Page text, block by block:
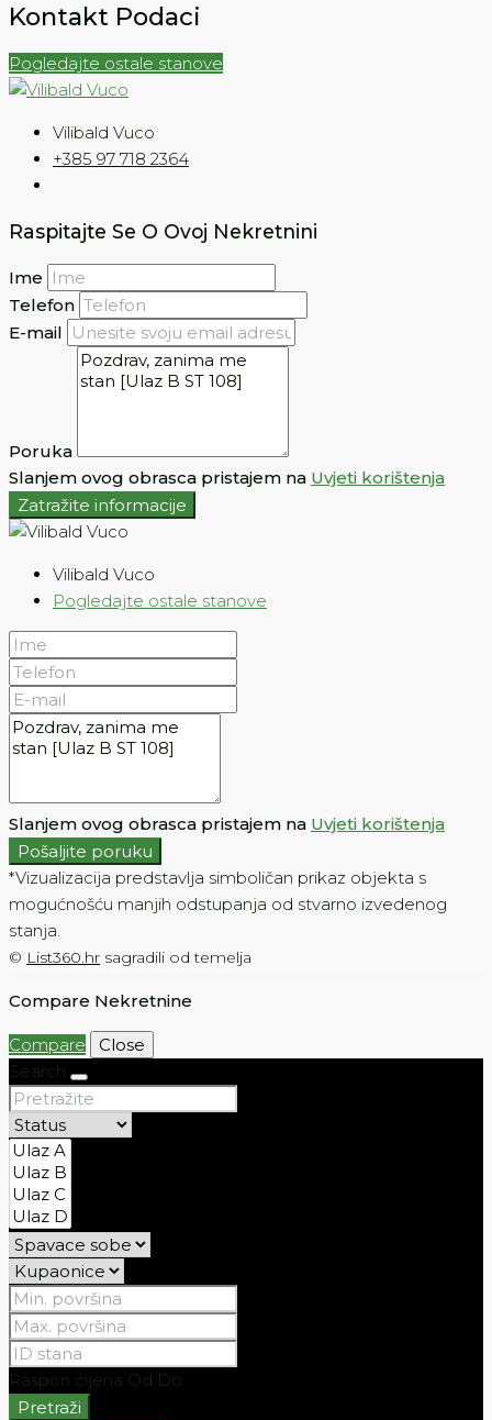
Kontakt Podaci
Pogledajte ostale stanove
Vilibald Vuco
+385 97 718 2364
Raspitajte Se O Ovoj Nekretnini
Ime
Telefon
E-mail
Poruka
Slanjem ovog obrasca pristajem na Uvjeti korištenja
Zatražite informacije
Vilibald Vuco
Pogledajte ostale stanove
Slanjem ovog obrasca pristajem na Uvjeti korištenja
Pošaljite poruku
*Vizualizacija predstavlja simboličan prikaz objekta s
mogućnošću manjih odstupanja od stvarno izvedenog
stanja.
© List360.hr sagradili od temelja
Compare Nekretnine
Compare
Close
Search
Raspon cijena Od Do
Pretraži